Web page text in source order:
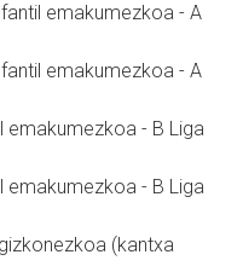
emakumezkoa - A
emakumezkoa - A
emakumezkoa - B Liga
emakumezkoa - B Liga
(kantxa